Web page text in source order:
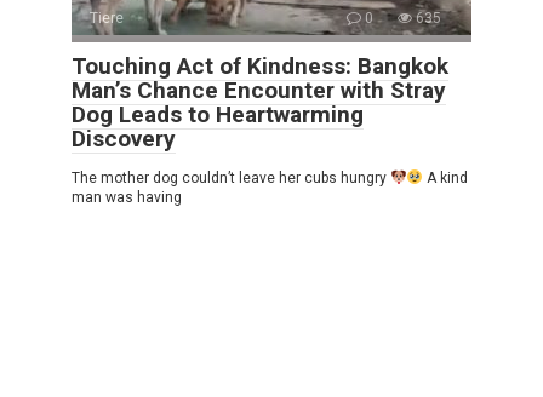
Tiere 0 635
Touching Act of Kindness: Bangkok
Man’s Chance Encounter with Stray
Dog Leads to Heartwarming
Discovery
The mother dog couldn’t leave her cubs hungry
A kind
man was having